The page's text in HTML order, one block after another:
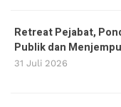
Retreat Pejabat,
Publik dan
31 Juli 2026